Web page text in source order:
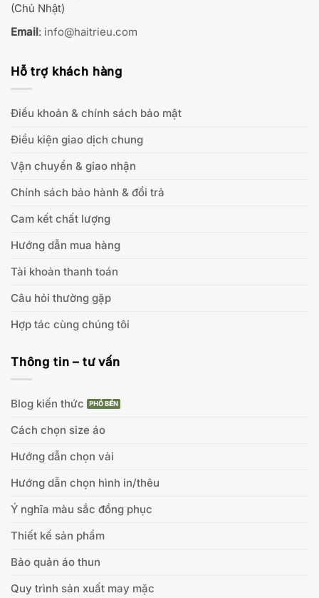
(Chủ Nhật)
Email: info@haitrieu.com
Hỗ trợ khách hàng
Điều khoản & chính sách bảo mật
Điều kiện giao dịch chung
Vận chuyển & giao nhận
Chính sách bảo hành & đổi trả
Cam kết chất lượng
Hướng dẫn mua hàng
Tài khoản thanh toán
Câu hỏi thường gặp
Hợp tác cùng chúng tôi
Thông tin – tư vấn
Blog kiến thức
Cách chọn size áo
Hướng dẫn chọn vải
Hướng dẫn chọn hình in/thêu
Ý nghĩa màu sắc đồng phục
Thiết kế sản phẩm
Bảo quản áo thun
Quy trình sản xuất may mặc